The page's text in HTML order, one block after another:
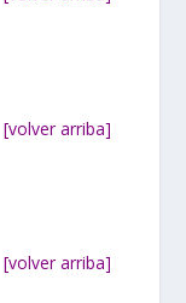
[volver arriba]
[volver arriba]